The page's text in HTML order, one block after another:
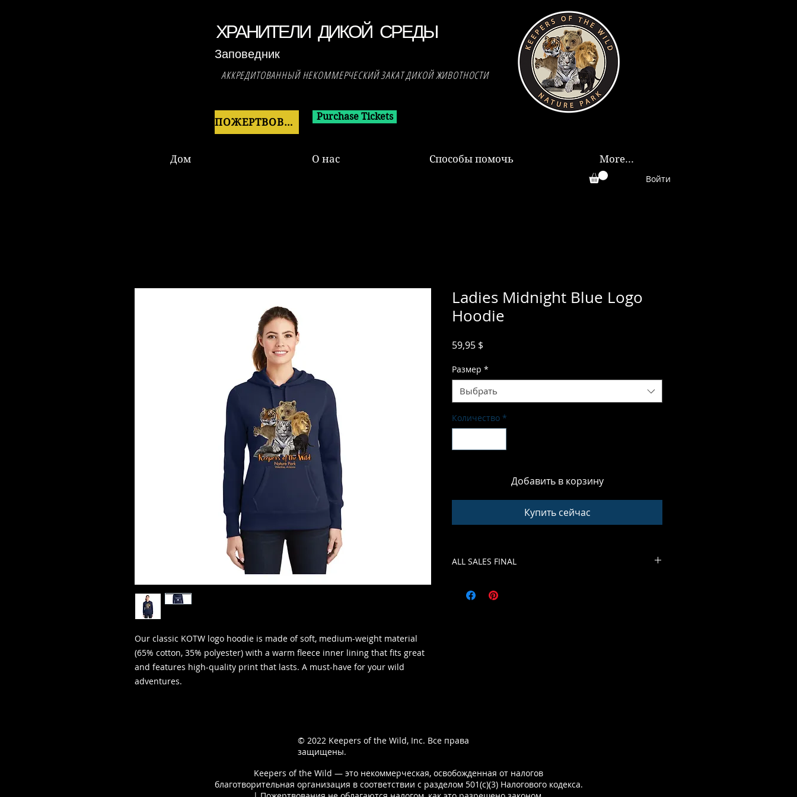
ХРАНИТЕЛИ ДИКОЙ СРЕДЫ
Заповедник
АККРЕДИТОВАННЫЙ НЕКОММЕРЧЕСКИЙ ЗАКАТ ДИКОЙ ЖИВОТНОСТИ
ПОЖЕРТВОВАТЬ СЕЙЧАС Purchase Tickets
Дом О нас Способы помочь More...
Войти
Our classic KOTW logo hoodie is made of soft, medium-weight material
(65% cotton, 35% polyester) with a warm fleece inner lining that fits great
and features high-quality print that lasts. A must-have for your wild
adventures.
Ladies Midnight Blue Logo
Hoodie
59,95 $
Размер *
Выбрать
Количество *
Добавить в корзину
Купить сейчас
ALL SALES FINAL
© 2022 Keepers of the Wild, Inc. Все права
защищены.
Keepers of the Wild — это некоммерческая, освобожденная от налогов
благотворительная организация в соответствии с разделом 501(c)(3) Налогового кодекса.